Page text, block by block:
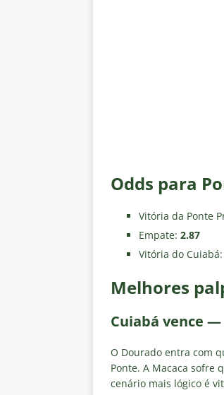
Odds para
Vitória da Ponte
Empate: 2.87
Vitória do Cuiabá:
Melhores
Cuiabá vence —
O Dourado entra com
Ponte. A Macaca sofre
cenário mais lógico é